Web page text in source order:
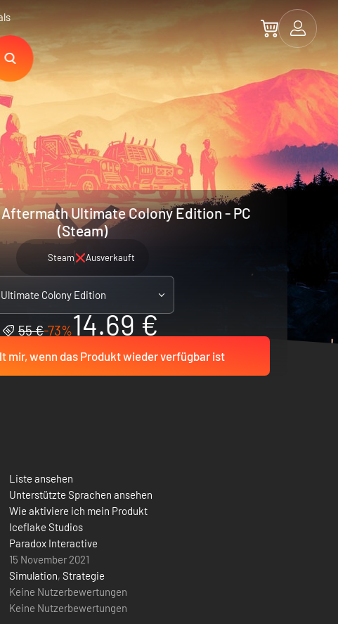
Ultimate Colony Edition - PC
(Steam)
Steam Ausverkauft
Ultimate Colony Edition
55 €-73%14.69 €
mir, wenn das Produkt wieder verfügbar ist
Liste ansehen
Unterstützte Sprachen ansehen
Wie aktiviere ich mein Produkt
Iceflake Studios
Paradox Interactive
15 November 2021
Simulation, Strategie
Keine Nutzerbewertungen
Keine Nutzerbewertungen